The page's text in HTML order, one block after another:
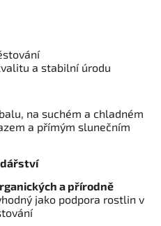
a stabilní úrodu
na suchém a chladném
a přímým slunečním
a přírodně
jako podpora rostlin v